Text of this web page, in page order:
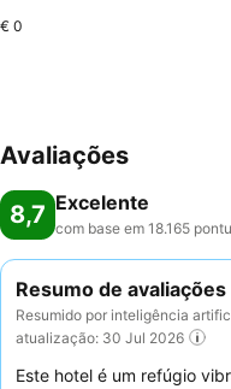
€ 0
Avaliações
8,7 Excelente
com base em 18.165
Resumo de avaliações
Resumido por inteligência
atualização: 30 Jul 2026
Este hotel é um refúgio